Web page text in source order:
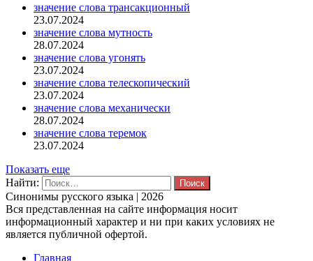
значение слова трансакционный
23.07.2024
значение слова мутность
28.07.2024
значение слова угонять
23.07.2024
значение слова телескопический
23.07.2024
значение слова механически
28.07.2024
значение слова теремок
23.07.2024
Показать еще
Найти:
Синонимы русского языка | 2026
Вся представленная на сайте информация носит
информационный характер и ни при каких условиях не
является публичной офертой.
Главная